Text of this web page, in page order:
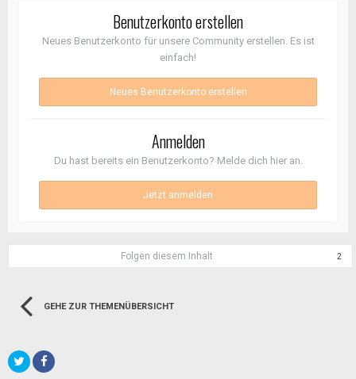
Benutzerkonto erstellen
Neues Benutzerkonto für unsere Community erstellen. Es ist
einfach!
Neues Benutzerkonto erstellen
Anmelden
Du hast bereits ein Benutzerkonto? Melde dich hier an.
Jetzt anmelden
Folgen diesem Inhalt 2
GEHE ZUR THEMENÜBERSICHT